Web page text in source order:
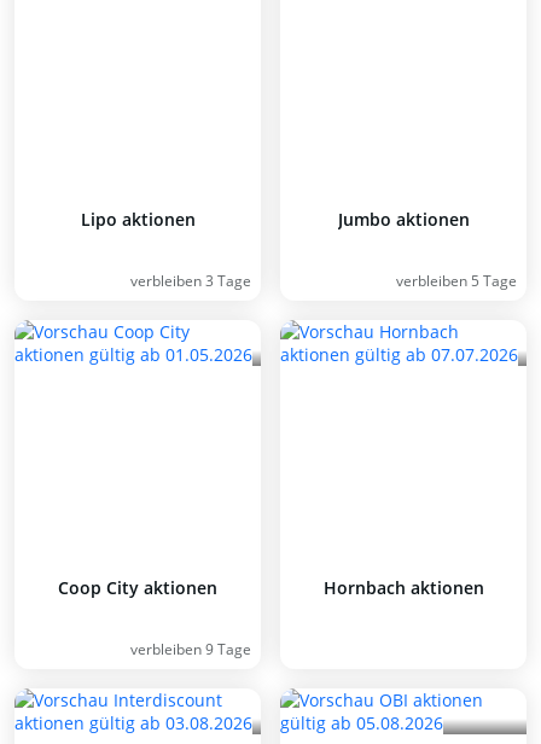
Lipo aktionen
verbleiben 3 Tage
Jumbo aktionen
verbleiben 5 Tage
Coop City aktionen
verbleiben 9 Tage
Hornbach aktionen